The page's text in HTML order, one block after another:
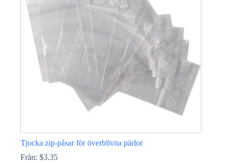
olika
alternativen
kan
väljas
produktsidan
Tjocka zip-påsar för överblivna pärlor
Från: $3.35